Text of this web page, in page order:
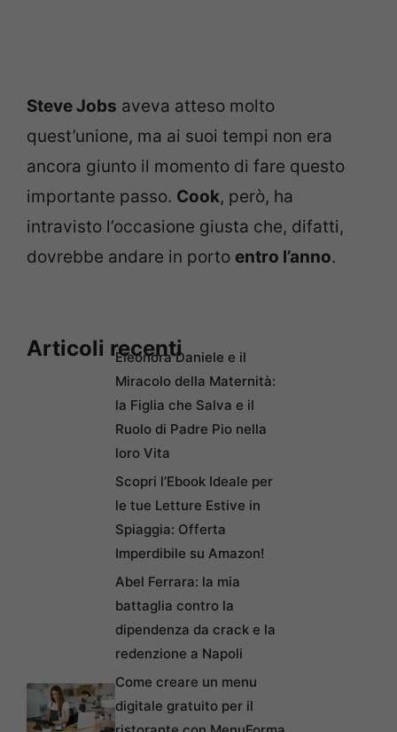
Steve Jobs aveva atteso molto
quest’unione, ma ai suoi tempi non era
ancora giunto il momento di fare questo
importante passo. Cook, però, ha
intravisto l’occasione giusta che, difatti,
dovrebbe andare in porto entro l’anno.
Articoli recentiEleonora Daniele e il
Miracolo della Maternità:
la Figlia che Salva e il
Ruolo di Padre Pio nella
loro Vita
Scopri l’Ebook Ideale per
le tue Letture Estive in
Spiaggia: Offerta
Imperdibile su Amazon!
Abel Ferrara: la mia
battaglia contro la
dipendenza da crack e la
redenzione a Napoli
Come creare un menu
digitale gratuito per il